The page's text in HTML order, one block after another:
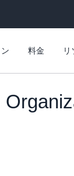
料金 リ